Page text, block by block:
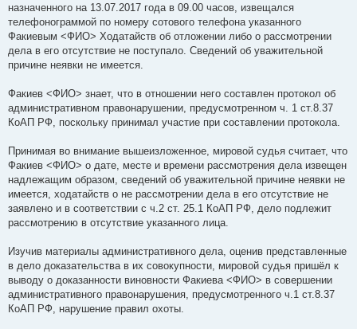
назначенного на 13.07.2017 года в 09.00 часов, извещался
телефонограммой по номеру сотового телефона указанного
Факиевым <ФИО> Ходатайств об отложении либо о рассмотрении
дела в его отсутствие не поступало. Сведений об уважительной
причине неявки не имеется.
Факиев <ФИО> знает, что в отношении него составлен протокол об
административном правонарушении, предусмотренном ч. 1 ст.8.37
КоАП РФ, поскольку принимал участие при составлении протокола.
Принимая во внимание вышеизложенное, мировой судья считает, что
Факиев <ФИО> о дате, месте и времени рассмотрения дела извещен
надлежащим образом, сведений об уважительной причине неявки не
имеется, ходатайств о не рассмотрении дела в его отсутствие не
заявлено и в соответствии с ч.2 ст. 25.1 КоАП РФ, дело подлежит
рассмотрению в отсутствие указанного лица.
Изучив материалы административного дела, оценив представленные
в дело доказательства в их совокупности, мировой судья пришёл к
выводу о доказанности виновности Факиева <ФИО> в совершении
административного правонарушения, предусмотренного ч.1 ст.8.37
КоАП РФ, нарушение правил охоты.